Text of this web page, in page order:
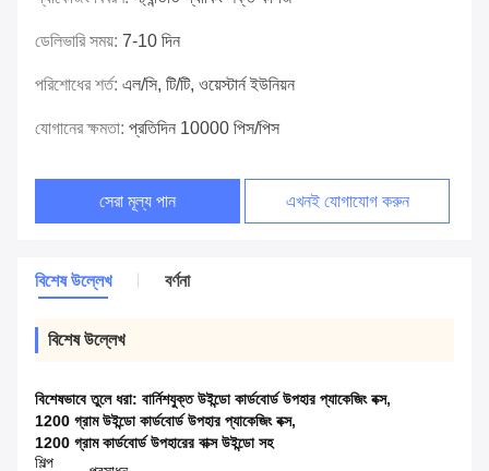
ডেলিভারি সময়: 7-10 দিন
পরিশোধের শর্ত: এল/সি, টি/টি, ওয়েস্টার্ন ইউনিয়ন
যোগানের ক্ষমতা: প্রতিদিন 10000 পিস/পিস
সেরা মূল্য পান এখনই যোগাযোগ করুন
বিশেষ উল্লেখ বর্ণনা
বিশেষ উল্লেখ
বিশেষভাবে তুলে ধরা: বার্নিশযুক্ত উইন্ডো কার্ডবোর্ড উপহার প্যাকেজিং বক্স,
1200 গ্রাম উইন্ডো কার্ডবোর্ড উপহার প্যাকেজিং বক্স,
1200 গ্রাম কার্ডবোর্ড উপহারের বাক্স উইন্ডো সহ
শিল্প